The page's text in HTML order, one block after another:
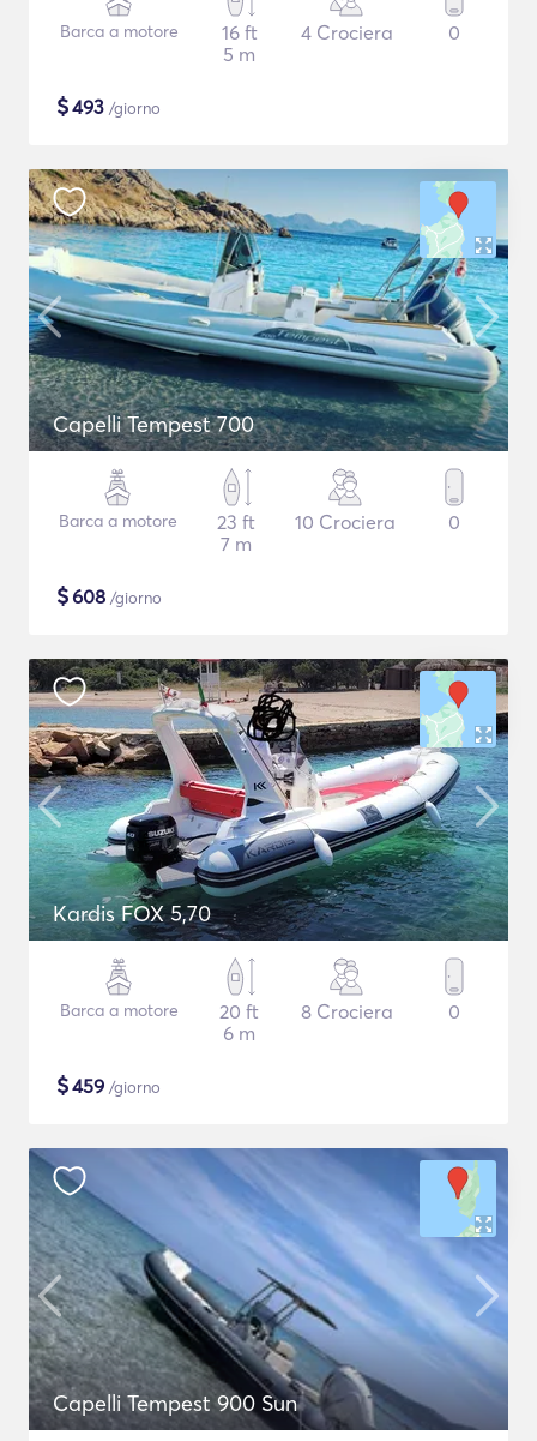
Barca a motore
16 ft
5 m
4 Crociera 0
$493 /giorno
Capelli Tempest 700
Barca a motore
23 ft
7 m
10 Crociera 0
$608 /giorno
Kardis FOX 5,70
Barca a motore
20 ft
6 m
8 Crociera 0
$459 /giorno
Capelli Tempest 900 Sun